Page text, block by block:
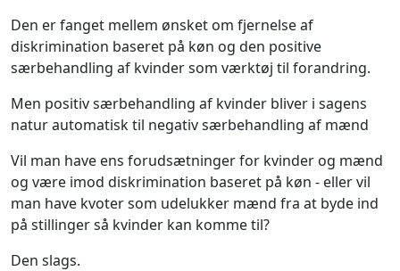
Den er fanget mellem ønsket om fjernelse af
diskrimination baseret på køn og den positive
særbehandling af kvinder som værktøj til forandring.
Men positiv særbehandling af kvinder bliver i sagens
natur automatisk til negativ særbehandling af mænd
Vil man have ens forudsætninger for kvinder og mænd
og være imod diskrimination baseret på køn - eller vil
man have kvoter som udelukker mænd fra at byde ind
på stillinger så kvinder kan komme til?
Den slags.